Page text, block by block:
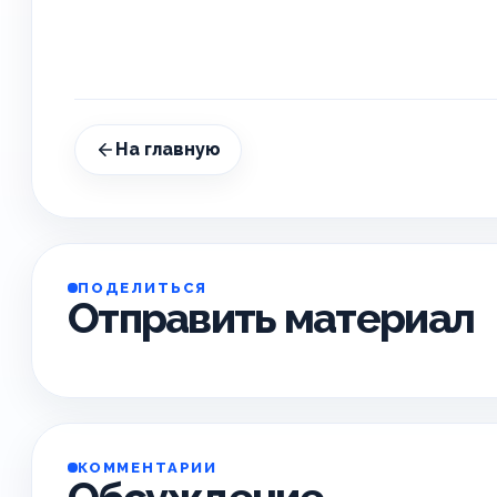
На главную
ПОДЕЛИТЬСЯ
Отправить материал
КОММЕНТАРИИ